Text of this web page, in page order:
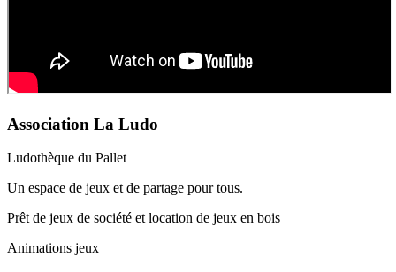
Association La Ludo
Ludothèque du Pallet
Un espace de jeux et de partage pour tous.
Prêt de jeux de société et location de jeux en bois
Animations jeux